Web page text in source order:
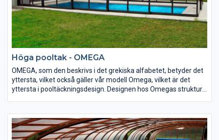
Höga pooltak - OMEGA
OMEGA, som den beskrivs i det grekiska alfabetet, betyder det
yttersta, vilket också gäller vår modell Omega, vilket är det
yttersta i pooltäckningsdesign. Designen hos Omegas struktur
tillåta användarna att gå innanför inneslutningen.
Den tekniskt avancerade, nya designen ger en känsla av